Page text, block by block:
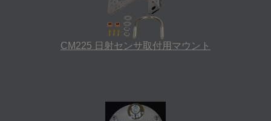
CM225 日射センサ取付用マウント